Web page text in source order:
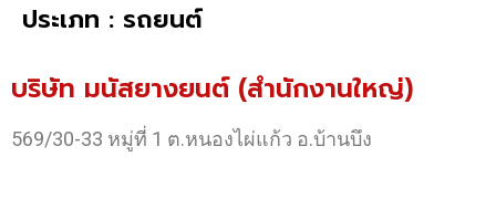
ประเภท : รถยนต์
บริษัท มนัสยางยนต์ (สำนักงานใหญ่)
569/30-33 หมู่ที่ 1 ต.หนองไผ่แก้ว อ.บ้านบึง